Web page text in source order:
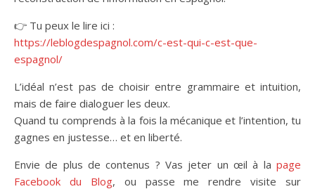
👉 Tu peux le lire ici :
https://leblogdespagnol.com/c-est-qui-c-est-que-
espagnol/
L’idéal n’est pas de choisir entre grammaire et intuition,
mais de faire dialoguer les deux.
Quand tu comprends à la fois la mécanique et l’intention, tu
gagnes en justesse… et en liberté.
Envie de plus de contenus ? Vas jeter un œil à la page
Facebook du Blog, ou passe me rendre visite sur